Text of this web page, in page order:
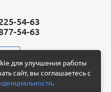
54-63
54-63
Конфиденциальность
для улучшения работы
сайт, вы соглашаетесь с
.